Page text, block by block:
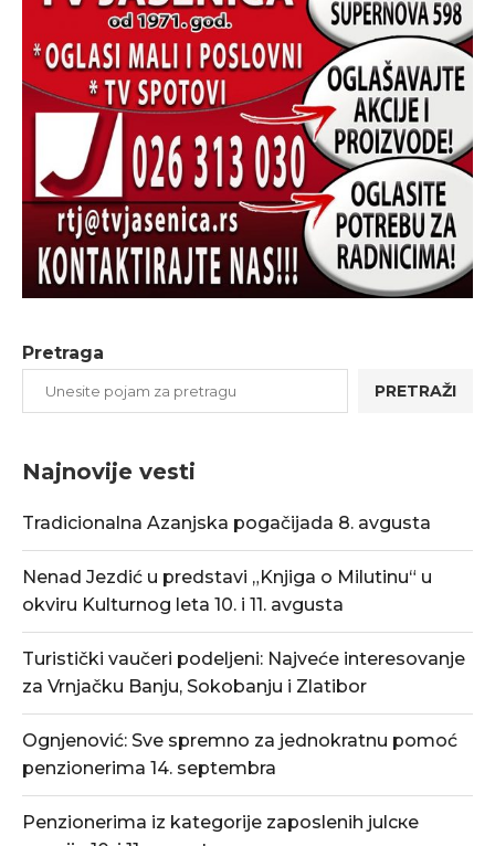
Pretraga
PRETRAŽI
Najnovije vesti
Tradicionalna Azanjska pogačijada 8. avgusta
Nenad Jezdić u predstavi „Knjiga o Milutinu“ u
okviru Kulturnog leta 10. i 11. avgusta
Turistički vaučeri podeljeni: Najveće interesovanje
za Vrnjačku Banju, Sokobanju i Zlatibor
Ognjenović: Sve spremno za jednokratnu pomoć
penzionerima 14. septembra
Penzionerima iz kategorije zaposlenih julске